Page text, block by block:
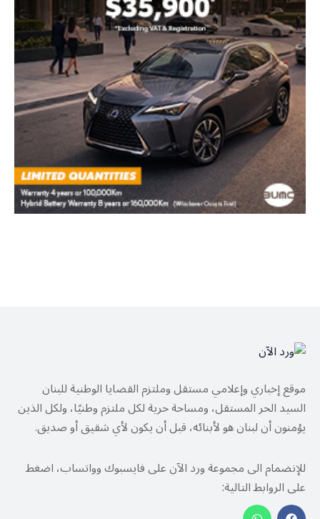
موقع إخباري وإعلامي مستقل وملتزم القضايا الوطنية للبنان
السيد الحر المستقل، ومساحة حرية لكل ملتزم وطنيًا، ولكل الذين
يؤمنون أن لبنان هو لأبنائه، قبل أن يكون لأي شقيق أو صديق.
للإنضمام الى مجموعة ورد الآن على فايسبوك وواتساب، اضغط
على الروابط التالية: